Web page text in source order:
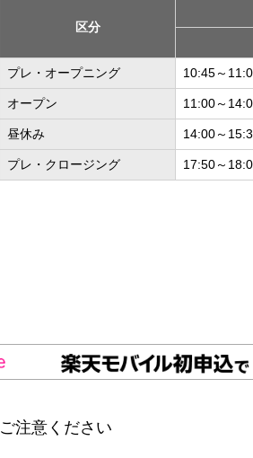
区分
プレ・オープニング 10:45～
オープン 11:00～
昼休み 14:00～
プレ・クロージング 17:50～
ご注意ください